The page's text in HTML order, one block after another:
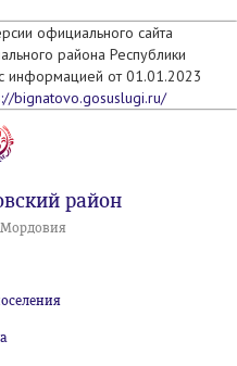
официального сайта
района Республики
информацией от 01.01.2023
bignatovo.gosuslugi.ru/
район